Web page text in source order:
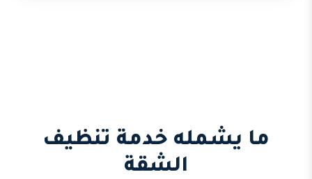
ما يشمله خدمة تنظيف
الشقة